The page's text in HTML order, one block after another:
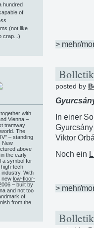
> mehr/
posted by
In einer
Viktor
Noch ein
> mehr/
hundred
of
(not like
crap...)
with
Vienna –
tramway
The
– standing
New
above
the early
a symbol for
tech
With
new low-floor-
– built by
and not too
of
from the